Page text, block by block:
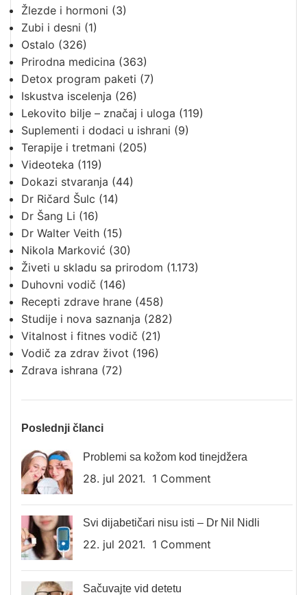
Žlezde i hormoni (3)
Zubi i desni (1)
Ostalo (326)
Prirodna medicina (363)
Detox program paketi (7)
Iskustva iscelenja (26)
Lekovito bilje – značaj i uloga (119)
Suplementi i dodaci u ishrani (9)
Terapije i tretmani (205)
Videoteka (119)
Dokazi stvaranja (44)
Dr Ričard Šulc (14)
Dr Šang Li (16)
Dr Walter Veith (15)
Nikola Marković (30)
Živeti u skladu sa prirodom (1.173)
Duhovni vodič (146)
Recepti zdrave hrane (458)
Studije i nova saznanja (282)
Vitalnost i fitnes vodič (21)
Vodič za zdrav život (196)
Zdrava ishrana (72)
Poslednji članci
Problemi sa kožom kod tinejdžera
28. jul 2021. 1 Comment
Svi dijabetičari nisu isti – Dr Nil Nidli
22. jul 2021. 1 Comment
Sačuvajte vid detetu